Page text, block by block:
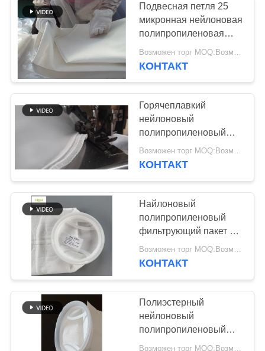
ПОЛИТИКА
КОНФИДЕНЦИАЛЬНОСТИ
Подвесная петля 25
микронная нейлоновая
полипропиленовая
фильтрующая сумка
125 микрон
Возможен торг MOQ:Возможен торг
КОНТАКТ
Горячеплавкий
нейлоновый
полипропиленовый
фильтр 5 микрон для
фильтрации жидкого
Возможен торг MOQ:Возможен торг
КОНТАКТ
Найлоновый
полипропиленовый
фильтрующий пакет с
телом горячего
плавления 5 50 100
Возможен торг MOQ:Возможен торг
КОНТАКТ
Полиэстерный
нейлоновый
полипропиленовый
фильтрующий пакет